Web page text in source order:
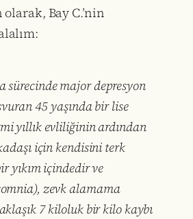
Bay C.’nin
sürecinde major depresyon
45 yaşında bir lise
yıllık evliliğinin ardından
için kendisini terk
yıkım içindedir ve
zevk alamama
7 kiloluk bir kilo kaybı